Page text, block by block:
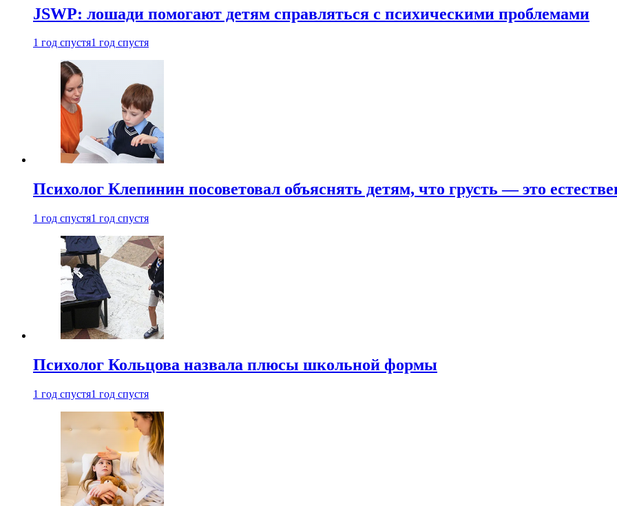
JSWP: лошади помогают детям справляться с психическими проблемами
1 год спустя1 год спустя
Психолог Клепинин посоветовал объяснять детям, что грусть — это
1 год спустя1 год спустя
Психолог Кольцова назвала плюсы школьной формы
1 год спустя1 год спустя